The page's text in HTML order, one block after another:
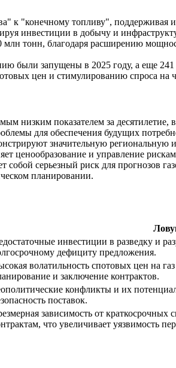
к "конечному топливу", поддерживая
инвестиции в добычу и
тонн, благодаря расширению
были запущены в 2025 году, а еще 241
цен и стимулированию спроса на
низким показателем за десятилетие,
для обеспечения будущих
значительную региональную
ценообразование и управление
серьезный риск для прогнозов
планировании.
инвестиции в разведку и
дефициту предложения.
волатильность спотовых цен на
и заключение контрактов.
конфликты и их
поставок.
зависимость от
что увеличивает уязвимость